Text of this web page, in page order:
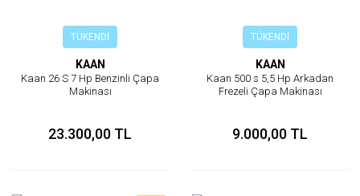
TÜKENDİ
KAAN
Kaan 26 S 7 Hp Benzinli Çapa
Makinası
23.300,00 TL
TÜKENDİ
KAAN
Kaan 500 s 5,5 Hp Arkadan
Frezeli Çapa Makinası
9.000,00 TL